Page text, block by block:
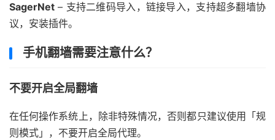
SagerNet – 支持二维码导入，链接导入，支持超多翻墙协
议，安装插件。
手机翻墙需要注意什么？
不要开启全局翻墙
在任何操作系统上，除非特殊情况，否则都只建议使用「规
则模式」，不要开启全局代理。